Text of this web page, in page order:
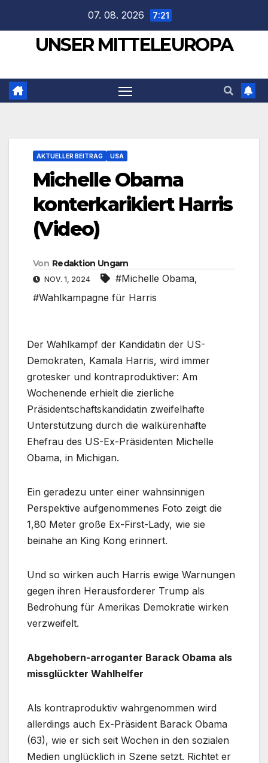
springen
07. 08. 2026 7:21
UNSER MITTELEUROPA
AKTUELLER BEITRAG USA
Michelle Obama
konterkarikiert Harris
(Video)
Von Redaktion Ungarn
NOV. 1, 2024 #Michelle Obama,
#Wahlkampagne für Harris
Der Wahlkampf der Kandidatin der US-
Demokraten, Kamala Harris, wird immer
grotesker und kontraproduktiver: Am
Wochenende erhielt die zierliche
Präsidentschaftskandidatin zweifelhafte
Unterstützung durch die walkürenhafte
Ehefrau des US-Ex-Präsidenten Michelle
Obama, in Michigan.
Ein geradezu unter einer wahnsinnigen
Perspektive aufgenommenes Foto zeigt die
1,80 Meter große Ex-First-Lady, wie sie
beinahe an King Kong erinnert.
Und so wirken auch Harris ewige Warnungen
gegen ihren Herausforderer Trump als
Bedrohung für Amerikas Demokratie wirken
verzweifelt.
Abgehobern-arroganter Barack Obama als
missglückter Wahlhelfer
Als kontraproduktiv wahrgenommen wird
allerdings auch Ex-Präsident Barack Obama
(63), wie er sich seit Wochen in den sozialen
Medien unglücklich in Szene setzt. Richtet er